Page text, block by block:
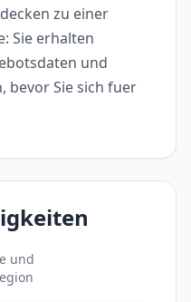
zu einer
Sie erhalten
und
bevor Sie sich fuer
und